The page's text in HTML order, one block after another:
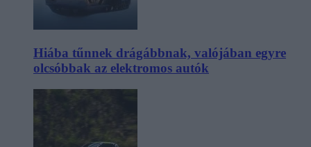
Hiába tűnnek drágábbnak, valójában egyre
olcsóbbak az elektromos autók